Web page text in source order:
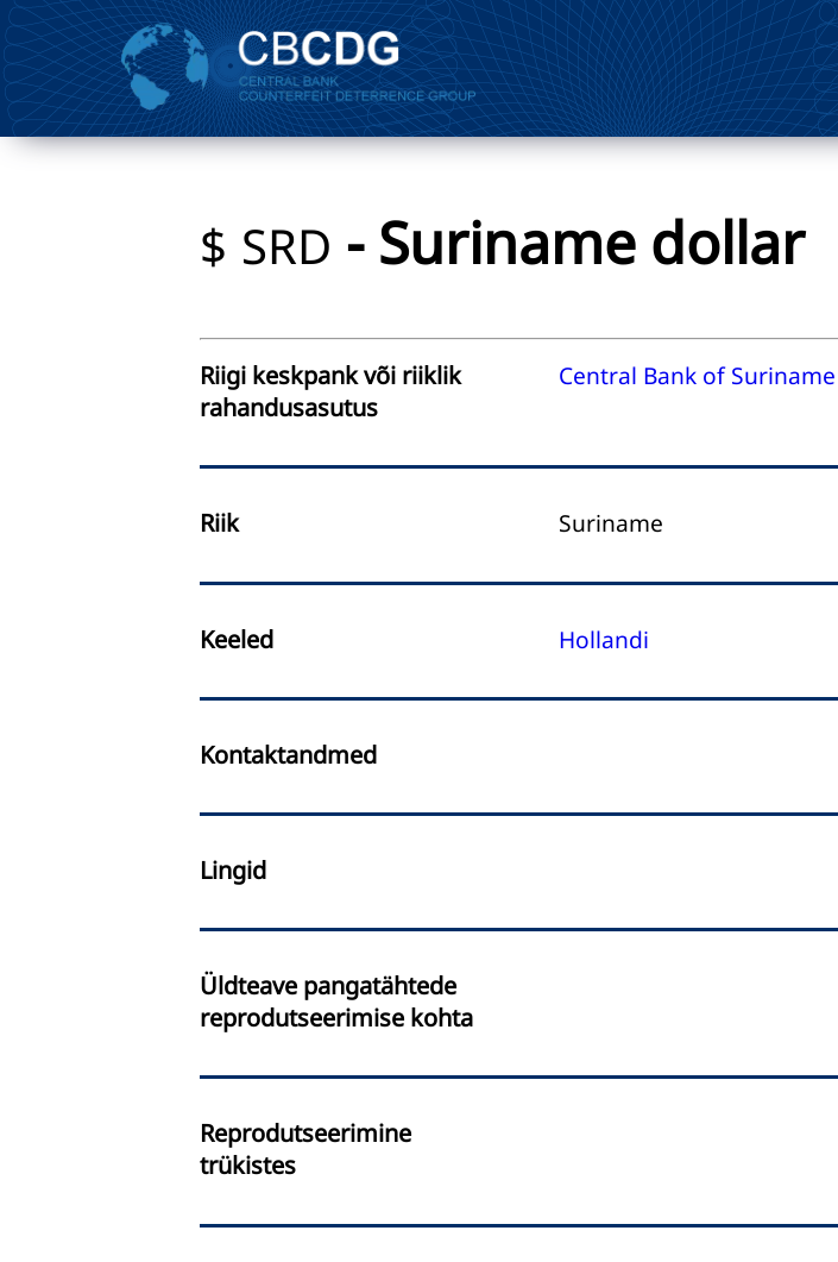
$ SRD - Suriname dollar
Riigi keskpank või riiklik
rahandusasutus
Central Bank of Suriname
Riik Suriname
Keeled Hollandi
Kontaktandmed
Lingid
Üldteave pangatähtede
reprodutseerimise kohta
Reprodutseerimine
trükistes